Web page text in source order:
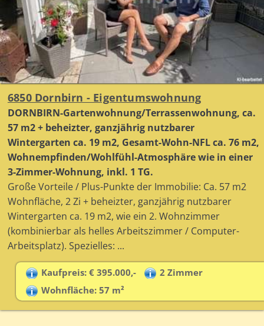
6850 Dornbirn - Eigentumswohnung
DORNBIRN-Gartenwohnung/Terrassenwohnung, ca.
57 m2 + beheizter, ganzjährig nutzbarer
Wintergarten ca. 19 m2, Gesamt-Wohn-NFL ca. 76 m2,
Wohnempfinden/Wohlfühl-Atmosphäre wie in einer
3-Zimmer-Wohnung, inkl. 1 TG.
Große Vorteile / Plus-Punkte der Immobilie: Ca. 57 m2
Wohnfläche, 2 Zi + beheizter, ganzjährig nutzbarer
Wintergarten ca. 19 m2, wie ein 2. Wohnzimmer
(kombinierbar als helles Arbeitszimmer / Computer-
Arbeitsplatz). Spezielles: ...
Kaufpreis: € 395.000,-
2 Zimmer
Wohnfläche: 57 m²